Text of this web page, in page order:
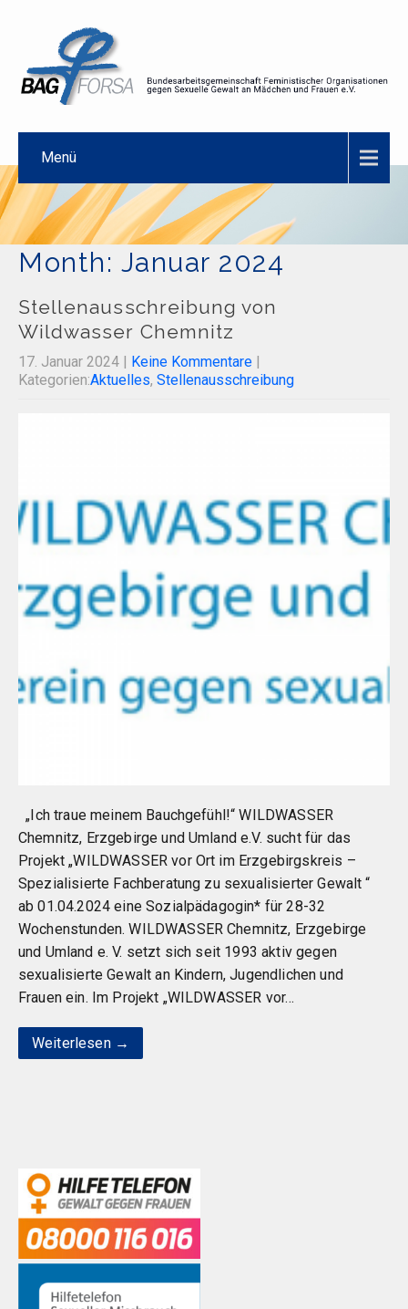
Menü
Month: Januar 2024
Stellenausschreibung von
Wildwasser Chemnitz
17. Januar 2024 | Keine Kommentare |
Kategorien:Aktuelles, Stellenausschreibung
„Ich traue meinem Bauchgefühl!“ WILDWASSER
Chemnitz, Erzgebirge und Umland e.V. sucht für das
Projekt „WILDWASSER vor Ort im Erzgebirgskreis –
Spezialisierte Fachberatung zu sexualisierter Gewalt “
ab 01.04.2024 eine Sozialpädagogin* für 28-32
Wochenstunden. WILDWASSER Chemnitz, Erzgebirge
und Umland e. V. setzt sich seit 1993 aktiv gegen
sexualisierte Gewalt an Kindern, Jugendlichen und
Frauen ein. Im Projekt „WILDWASSER vor…
Weiterlesen →